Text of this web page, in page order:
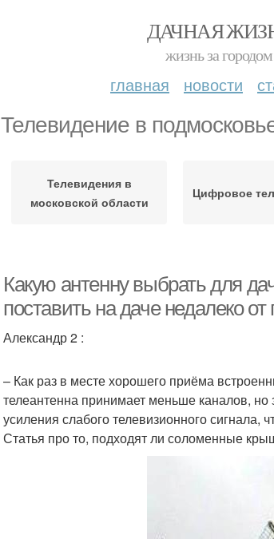
ДАЧНАЯ
жизнь за городом
главная новости
Телевидение в
Телевидения в
московской области
Цифровое
Какую антенну выбрать для
поставить на даче недалеко от
Александр 2 :
– Как раз в месте хорошего приёма
телеантенна принимает меньше каналов,
усиления слабого телевизионного сигнала,
Статья про то, подходят ли соломенные